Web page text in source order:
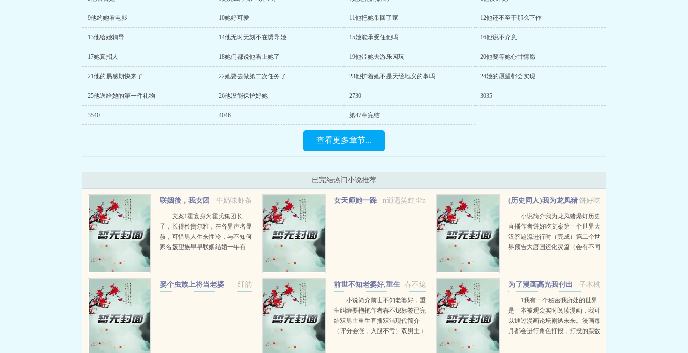
9他约她看电影 10她好可爱 11他把她带回了家 12他还不至于那么下作
13他给她辅导 14他无时无刻不在诱导她 15她能承受住他吗 16他说不介意
17她真招人 18她们都说他看上她了 19他带她去游乐园玩 20他要等她心甘情愿
21他的易感期快来了 22她要去做第二次任务了 23他护着她不是天经地义的事吗 24她的愿望都会实现
25他送给她的第一件礼物 26他没能保护好她 2730 3035
3540 4046 第47章完结
查看更多章节...
已完结热门小说推荐
牛奶味虾条
联姻後，我女团
出道了文案1霍宴身为霍氏集团长
子，长得矜贵尔雅，在各界声名显
赫，可惜男人生来性冷，与不知何
家名媛望族早早联姻结婚一年有
金丝...
n逍遥笑红尘n
女天师她一跺
...
饼好吃
(历史同人)我为龙凤猪
爆灯[历史直播]+番外
小说简介我为龙凤猪爆灯历史
直播作者饼好吃文案第一个世界大
汉答题流进行时（完成）第二个世
界预告大唐国运化灵篇（会有不同
纤韵
娶个虫族上将当老婆
...
春不熄
前世不知老婆好,重生
纠缠要抱抱+番外
小说简介前世不知老婆好，重
生纠缠要抱抱作者春不熄标签已完
结双男主重生直播双洁现代简介
（评分会涨，入股不亏）双男主＋
子木桃
为了漫画高光我付出
太多1我有一个秘密我所处的世界
是一本被观众实时阅读漫画，我可
以通过漫画论坛剧透未来。漫画每
月都会进行角色打投，打投的票数